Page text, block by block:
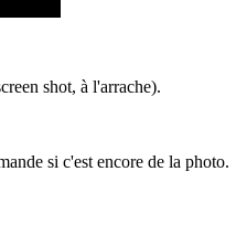
shot, à l'arrache).
si c'est encore de la photo.